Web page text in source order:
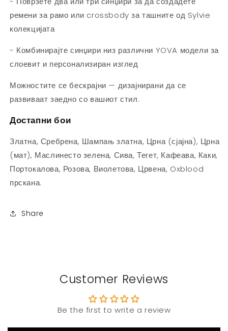
ремени за рамо или crossbody за ташните од Sylvie
колекцијата
- Комбинирајте синџири низ различни YOVA модели за
слоевит и персонализиран изглед
Можностите се бескрајни — дизајнирани да се
развиваат заедно со вашиот стил.
Достапни бои
Златна, Сребрена, Шампањ златна, Црна (сјајна), Црна
(мат), Маслинесто зелена, Сива, Тегет, Кафеава, Каки,
Портокалова, Розова, Виолетова, Црвена, Oxblood
прскана.
Share
Customer Reviews
Be the first to write a review